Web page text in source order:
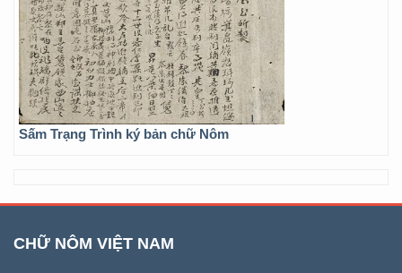
Sấm Trạng Trình ký bản chữ Nôm
CHỮ NÔM VIỆT NAM